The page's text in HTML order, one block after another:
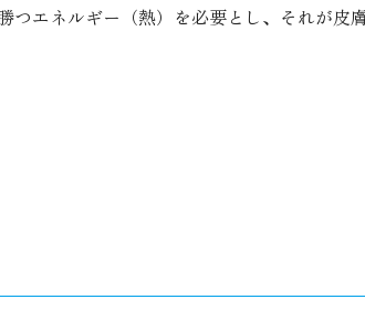
つエネルギー（熱）を必要とし、それが皮